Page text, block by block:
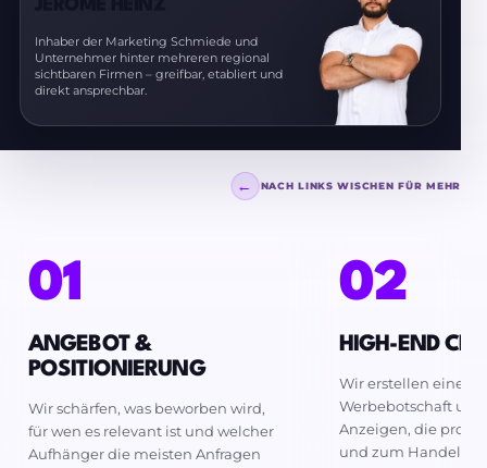
Inhaber der Marketing Schmiede und
Unternehmer hinter mehreren regional
sichtbaren Firmen – greifbar, etabliert und
direkt ansprechbar.
← NACH LINKS WISCHEN FÜR MEHR
01
ANGEBOT &
POSITIONIERUNG
Wir schärfen, was beworben wird,
für wen es relevant ist und welcher
Aufhänger die meisten Anfragen
02
HIGH-END
Wir erstellen eine
Werbebotschaft und
Anzeigen, die
und zum Handeln